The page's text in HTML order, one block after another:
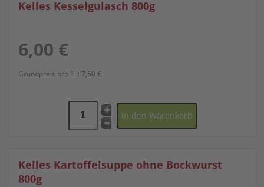
Kelles Kesselgulasch 800g
6,00 €
Grundpreis pro 1 l: 7,50 €
Kelles Kartoffelsuppe ohne Bockwurst
800g